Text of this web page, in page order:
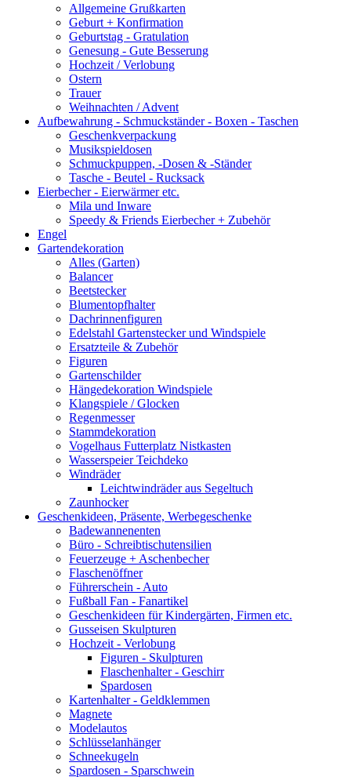
Allgemeine Grußkarten
Geburt + Konfirmation
Geburtstag - Gratulation
Genesung - Gute Besserung
Hochzeit / Verlobung
Ostern
Trauer
Weihnachten / Advent
Aufbewahrung - Schmuckständer - Boxen - Taschen
Geschenkverpackung
Musikspieldosen
Schmuckpuppen, -Dosen & -Ständer
Tasche - Beutel - Rucksack
Eierbecher - Eierwärmer etc.
Mila und Inware
Speedy & Friends Eierbecher + Zubehör
Engel
Gartendekoration
Alles (Garten)
Balancer
Beetstecker
Blumentopfhalter
Dachrinnenfiguren
Edelstahl Gartenstecker und Windspiele
Ersatzteile & Zubehör
Figuren
Gartenschilder
Hängedekoration Windspiele
Klangspiele / Glocken
Regenmesser
Stammdekoration
Vogelhaus Futterplatz Nistkasten
Wasserspeier Teichdeko
Windräder
Leichtwindräder aus Segeltuch
Zaunhocker
Geschenkideen, Präsente, Werbegeschenke
Badewannenenten
Büro - Schreibtischutensilien
Feuerzeuge + Aschenbecher
Flaschenöffner
Führerschein - Auto
Fußball Fan - Fanartikel
Geschenkideen für Kindergärten, Firmen etc.
Gusseisen Skulpturen
Hochzeit - Verlobung
Figuren - Skulpturen
Flaschenhalter - Geschirr
Spardosen
Kartenhalter - Geldklemmen
Magnete
Modelautos
Schlüsselanhänger
Schneekugeln
Spardosen - Sparschwein